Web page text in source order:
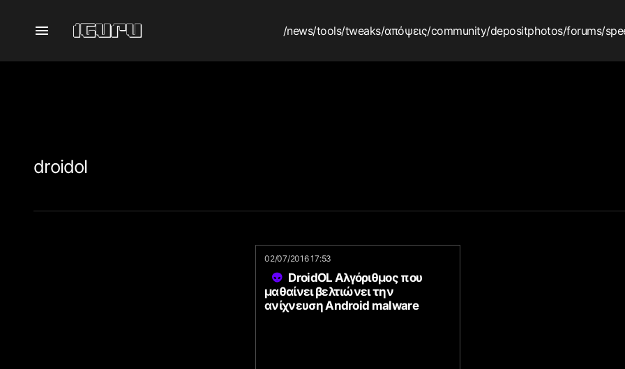
/news/tools/tweaks/απόψεις/community/depositphotos/forums/
droidol
02/07/2016 17:53
DroidOL Αλγόριθμος που
μαθαίνει βελτιώνει την
ανίχνευση Android malware